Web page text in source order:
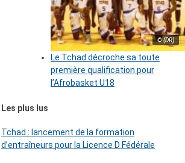
© (DR)
Le Tchad décroche sa toute
première qualification pour
l’Afrobasket U18
Les plus lus
Tchad : lancement de la formation
d’entraîneurs pour la Licence D Fédérale